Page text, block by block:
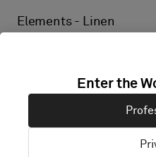
Elements - Linen
Elements - FlintEnter the